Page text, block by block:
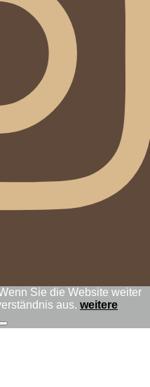
Sie die Website weiter
aus. weitere